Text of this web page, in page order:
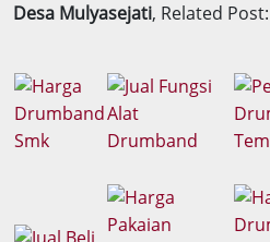
Desa Mulyasejati, Related Post: